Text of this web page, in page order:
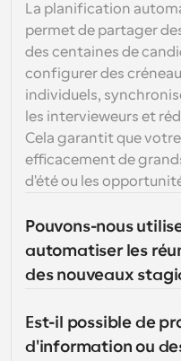
La planification
permet de partager
des centaines de
configurer des
individuels,
les intervieweurs et
Cela garantit que
efficacement de
d'été ou les
Pouvons-nous
automatiser les
des nouveaux
Est-il possible de
d'information ou